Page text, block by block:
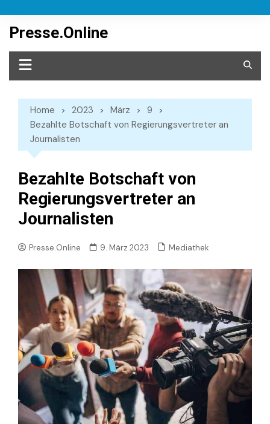
content
Presse.Online
Home 2023 März
9
Bezahlte Botschaft von Regierungsvertreter an
Journalisten
Bezahlte Botschaft von
Regierungsvertreter an
Journalisten
Presse.Online 9. März 2023 Mediathek